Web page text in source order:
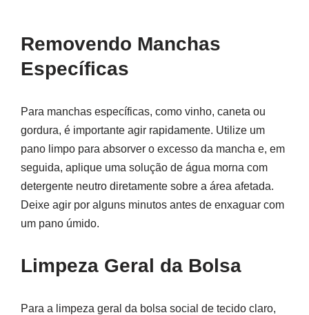
Removendo Manchas
Específicas
Para manchas específicas, como vinho, caneta ou
gordura, é importante agir rapidamente. Utilize um
pano limpo para absorver o excesso da mancha e, em
seguida, aplique uma solução de água morna com
detergente neutro diretamente sobre a área afetada.
Deixe agir por alguns minutos antes de enxaguar com
um pano úmido.
Limpeza Geral da Bolsa
Para a limpeza geral da bolsa social de tecido claro,